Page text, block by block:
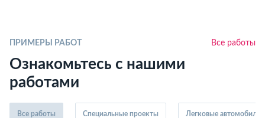
ПРИМЕРЫ РАБОТ Все работы
Ознакомьтесь с нашими
работами
Все работы Специальные проекты Легковые автомобили